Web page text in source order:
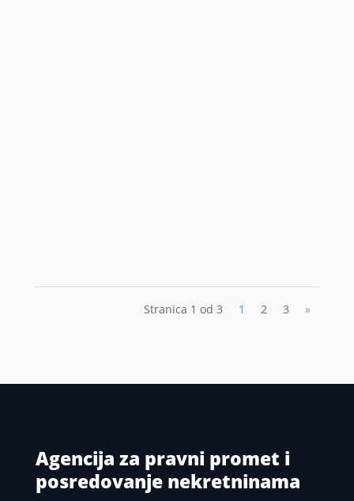
Stranica 1 od 3 1 2 3 »
Agencija za pravni promet i
posredovanje nekretninama